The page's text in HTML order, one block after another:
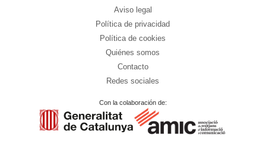
Aviso legal
Política de privacidad
Política de cookies
Quiénes somos
Contacto
Redes sociales
Con la colaboración de: